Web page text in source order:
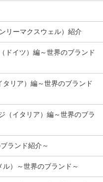
リーマクスウェル）紹介
ドイツ）編～世界のブランド
リア）編～世界のブランド
（イタリア）編～世界のブラ
ランド紹介～
）～世界のブランド～